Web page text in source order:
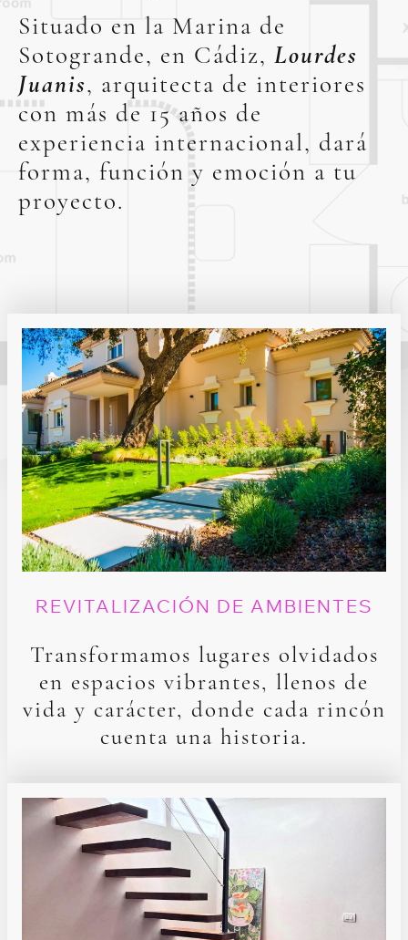
Situado en la Marina de
Sotogrande, en Cádiz, Lourdes
Juanis, arquitecta de interiores
con más de 15 años de
experiencia internacional, dará
forma, función y emoción a tu
proyecto.
REVITALIZACIÓN DE AMBIENTES
Transformamos lugares olvidados
en espacios vibrantes, llenos de
vida y carácter, donde cada rincón
cuenta una historia.